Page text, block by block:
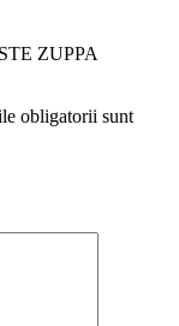
ZUPPA
obligatorii sunt